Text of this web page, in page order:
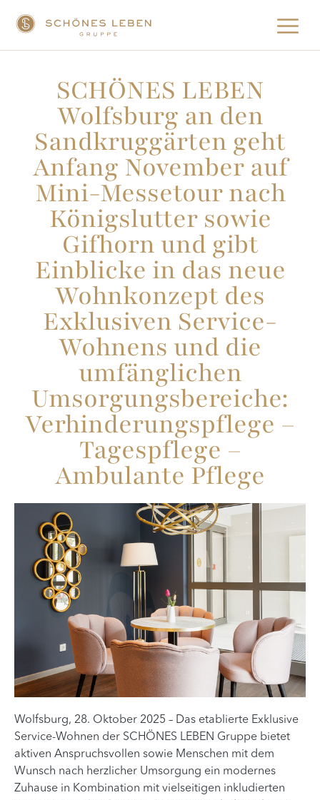
SCHÖNES LEBEN
Wolfsburg an den
Sandkruggärten geht
Anfang November auf
Mini-Messetour nach
Königslutter sowie
Gifhorn und gibt
Einblicke in das neue
Wohnkonzept des
Exklusiven Service-
Wohnens und die
umfänglichen
Umsorgungsbereiche:
Verhinderungspflege –
Tagespflege –
Ambulante Pflege
Wolfsburg, 28. Oktober 2025 – Das etablierte Exklusive
Service-Wohnen der SCHÖNES LEBEN Gruppe bietet
aktiven Anspruchsvollen sowie Menschen mit dem
Wunsch nach herzlicher Umsorgung ein modernes
Zuhause in Kombination mit vielseitigen inkludierten